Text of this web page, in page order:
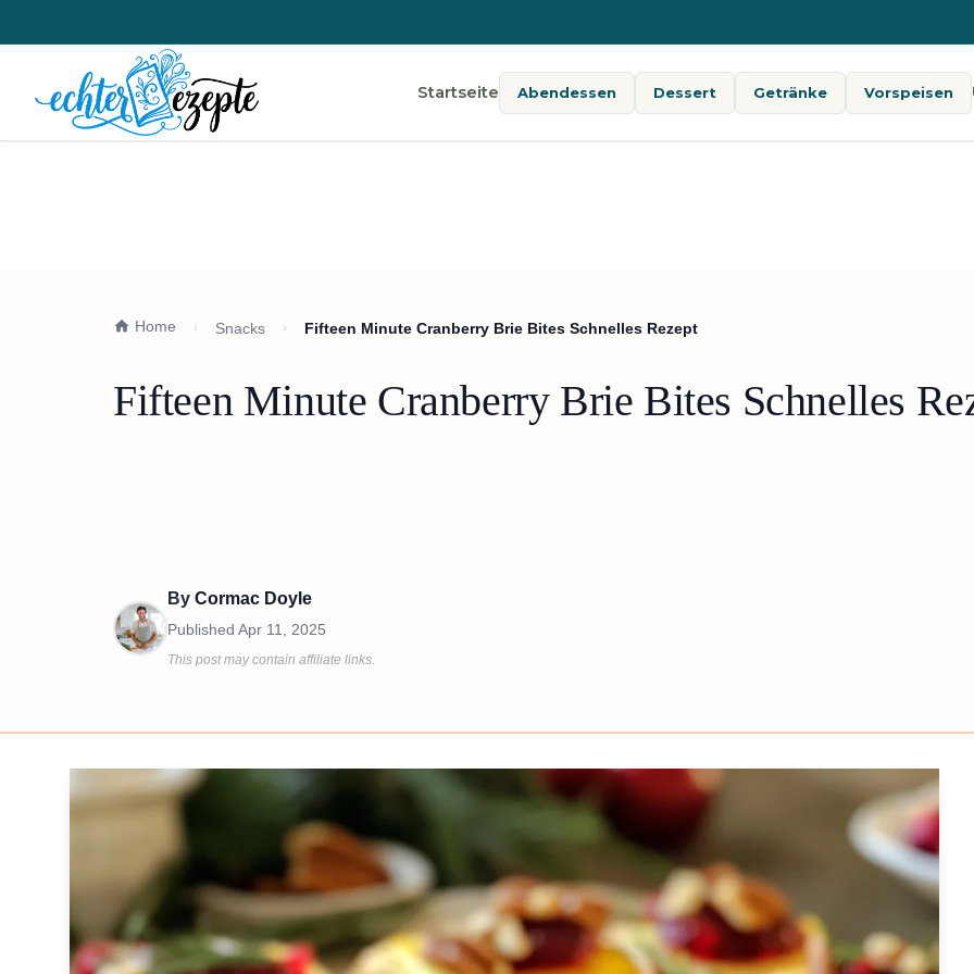
Startseite Abendessen Dessert Getränke Vorspeisen
Home Snacks Fifteen Minute Cranberry Brie Bites Schnelles Rezept
Fifteen Minute Cranberry Brie Bites Schnelles
By Cormac Doyle
Published Apr 11, 2025
This post may contain affiliate links.